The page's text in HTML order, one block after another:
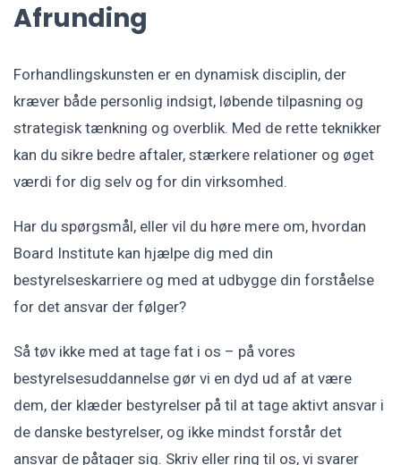
Afrunding
Forhandlingskunsten er en dynamisk disciplin, der
kræver både personlig indsigt, løbende tilpasning og
strategisk tænkning og overblik. Med de rette teknikker
kan du sikre bedre aftaler, stærkere relationer og øget
værdi for dig selv og for din virksomhed.
Har du spørgsmål, eller vil du høre mere om, hvordan
Board Institute kan hjælpe dig med din
bestyrelseskarriere og med at udbygge din forståelse
for det ansvar der følger?
Så tøv ikke med at tage fat i os – på vores
bestyrelsesuddannelse gør vi en dyd ud af at være
dem, der klæder bestyrelser på til at tage aktivt ansvar i
de danske bestyrelser, og ikke mindst forstår det
ansvar de påtager sig. Skriv eller ring til os, vi svarer